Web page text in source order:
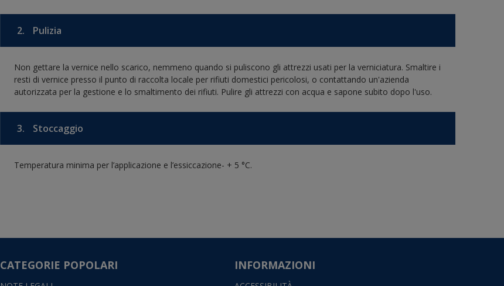
2. Pulizia
Non gettare la vernice nello scarico, nemmeno quando si puliscono gli attrezzi usati per la verniciatura. Smaltire i
resti di vernice presso il punto di raccolta locale per rifiuti domestici pericolosi, o contattando un'azienda
autorizzata per la gestione e lo smaltimento dei rifiuti. Pulire gli attrezzi con acqua e sapone subito dopo l'uso.
3. Stoccaggio
Temperatura minima per l’applicazione e l’essiccazione- + 5 °C.
CATEGORIE POPOLARI INFORMAZIONI